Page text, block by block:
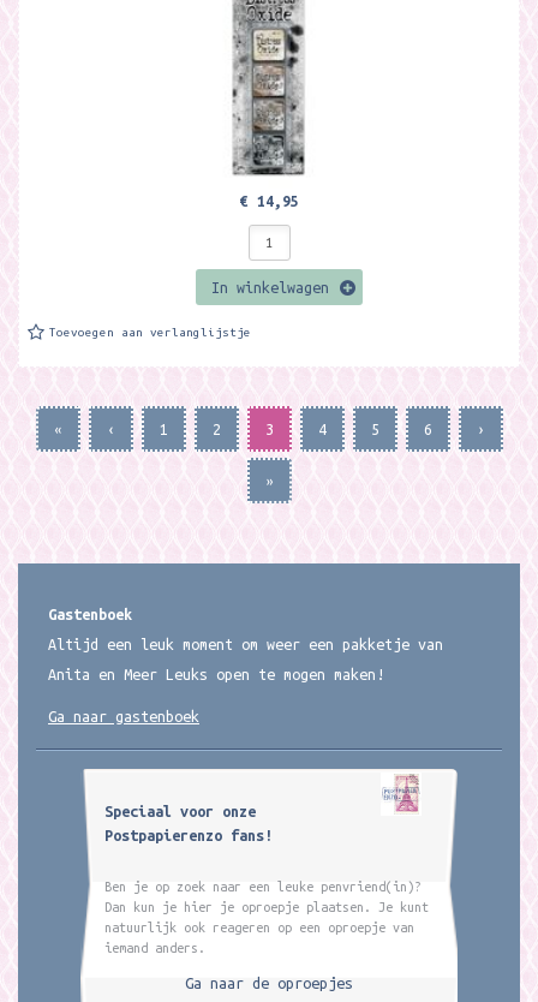
€ 14,95
In winkelwagen
Toevoegen aan verlanglijstje
« ‹ 1 2 3 4 5 6 ›
»
Gastenboek
Altijd een leuk moment om weer een pakketje van
Anita en Meer Leuks open te mogen maken!
Ga naar gastenboek
Speciaal voor onze
Postpapierenzo fans!
Ben je op zoek naar een leuke penvriend(in)?
Dan kun je hier je oproepje plaatsen. Je kunt
natuurlijk ook reageren op een oproepje van
iemand anders.
Ga naar de oproepjes